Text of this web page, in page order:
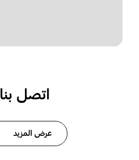
اتصل بنا
عرض المزيد